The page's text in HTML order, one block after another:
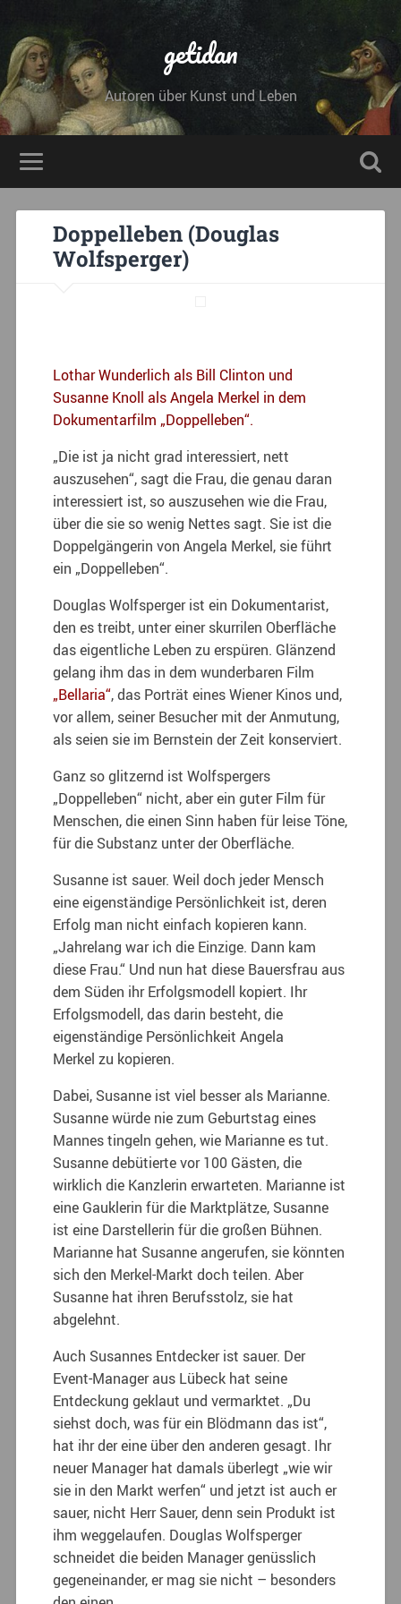
getidan
Autoren über Kunst und Leben
Doppelleben (Douglas
Wolfsperger)
Lothar Wunderlich als Bill Clinton und
Susanne Knoll als Angela Merkel in dem
Dokumentarfilm „Doppelleben“.
„Die ist ja nicht grad interessiert, nett
auszusehen“, sagt die Frau, die genau daran
interessiert ist, so auszusehen wie die Frau,
über die sie so wenig Nettes sagt. Sie ist die
Doppelgängerin von Angela Merkel, sie führt
ein „Doppelleben“.
Douglas Wolfsperger ist ein Dokumentarist,
den es treibt, unter einer skurrilen Oberfläche
das eigentliche Leben zu erspüren. Glänzend
gelang ihm das in dem wunderbaren Film
„Bellaria“, das Porträt eines Wiener Kinos und,
vor allem, seiner Besucher mit der Anmutung,
als seien sie im Bernstein der Zeit konserviert.
Ganz so glitzernd ist Wolfspergers
„Doppelleben“ nicht, aber ein guter Film für
Menschen, die einen Sinn haben für leise Töne,
für die Substanz unter der Oberfläche.
Susanne ist sauer. Weil doch jeder Mensch
eine eigenständige Persönlichkeit ist, deren
Erfolg man nicht einfach kopieren kann.
„Jahrelang war ich die Einzige. Dann kam
diese Frau.“ Und nun hat diese Bauersfrau aus
dem Süden ihr Erfolgsmodell kopiert. Ihr
Erfolgsmodell, das darin besteht, die
eigenständige Persönlichkeit Angela
Merkel zu kopieren.
Dabei, Susanne ist viel besser als Marianne.
Susanne würde nie zum Geburtstag eines
Mannes tingeln gehen, wie Marianne es tut.
Susanne debütierte vor 100 Gästen, die
wirklich die Kanzlerin erwarteten. Marianne ist
eine Gauklerin für die Marktplätze, Susanne
ist eine Darstellerin für die großen Bühnen.
Marianne hat Susanne angerufen, sie könnten
sich den Merkel-Markt doch teilen. Aber
Susanne hat ihren Berufsstolz, sie hat
abgelehnt.
Auch Susannes Entdecker ist sauer. Der
Event-Manager aus Lübeck hat seine
Entdeckung geklaut und vermarktet. „Du
siehst doch, was für ein Blödmann das ist“,
hat ihr der eine über den anderen gesagt. Ihr
neuer Manager hat damals überlegt „wie wir
sie in den Markt werfen“ und jetzt ist auch er
sauer, nicht Herr Sauer, denn sein Produkt ist
ihm weggelaufen. Douglas Wolfsperger
schneidet die beiden Manager genüsslich
gegeneinander, er mag sie nicht – besonders